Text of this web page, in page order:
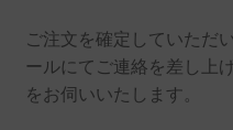
ご注文を確定していただ
ールにてご連絡を差し上
をお伺いいたします。